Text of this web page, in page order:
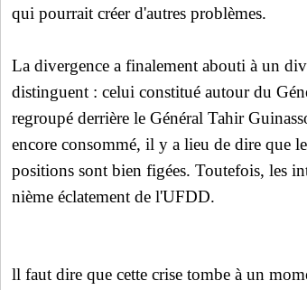
qui pourrait créer d'autres problèmes.
La divergence a finalement abouti à un
distinguent : celui constitué autour du
regroupé derrière le Général Tahir
encore consommé, il y a lieu de dire que
positions sont bien figées. Toutefois, les
nième éclatement de l'UFDD.
ll faut dire que cette crise tombe à un